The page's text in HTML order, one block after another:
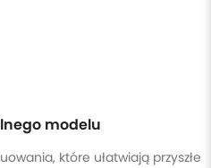
modelu
które ułatwiają przyszłe